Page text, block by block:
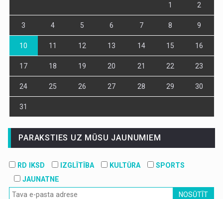
1 2
3 4 5 6 7 8 9
10 11 12 13 14 15 16
17 18 19 20 21 22 23
24 25 26 27 28 29 30
31
PARAKSTIES UZ MŪSU JAUNUMIEM
RD IKSD IZGLĪTĪBA KULTŪRA
SPORTS
JAUNATNE
NOSŪTĪT